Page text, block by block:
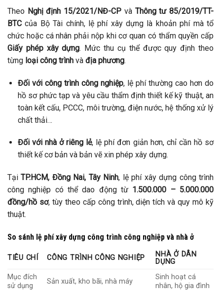
Theo Nghị định 15/2021/NĐ-CP và Thông tư 85/2019/TT-
BTC của Bộ Tài chính, lệ phí xây dựng là khoản phí mà tổ
chức hoặc cá nhân phải nộp khi cơ quan có thẩm quyền cấp
Giấy phép xây dựng. Mức thu cụ thể được quy định theo
từng loại công trình và địa phương.
Đối với công trình công nghiệp, lệ phí thường cao hơn do
hồ sơ phức tạp và yêu cầu thẩm định thiết kế kỹ thuật, an
toàn kết cấu, PCCC, môi trường, điện nước, hệ thống xử lý
chất thải…
Đối với nhà ở riêng lẻ, lệ phí đơn giản hơn, chỉ cần hồ sơ
thiết kế cơ bản và bản vẽ xin phép xây dựng.
TạiTP.HCM, Đồng Nai, Tây Ninh, lệ phí xây dựng công trình
công nghiệp có thể dao động từ 1.500.000 – 5.000.000
đồng/hồ sơ, tùy theo cấp công trình, diện tích và quy mô kỹ
thuật.
So sánh lệ phí xây dựng công trình công nghiệp và nhà ở
TIÊU CHÍ CÔNG TRÌNH CÔNG NGHIỆP
NHÀ Ở DÂN
DỤNG
Mục đích
sử dụng
Sản xuất, kho bãi, nhà máy
Sinh hoạt cá
nhân, hộ gia đình